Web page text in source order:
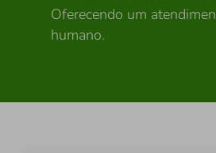
Oferecendo um
humano.